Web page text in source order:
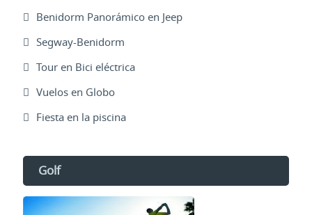
Benidorm Panorámico en Jeep
Segway-Benidorm
Tour en Bici eléctrica
Vuelos en Globo
Fiesta en la piscina
Golf